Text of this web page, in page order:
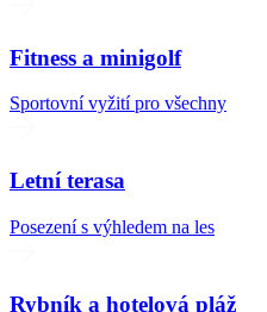
Fitness a minigolf
Sportovní vyžití pro všechny
Letní terasa
Posezení s výhledem na les
Rybník a hotelová pláž